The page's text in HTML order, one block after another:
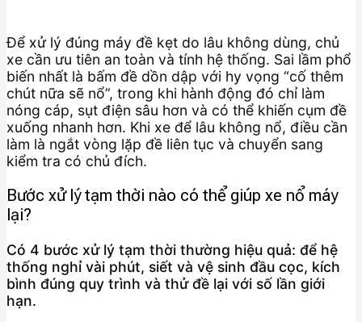
Để xử lý đúng máy đề kẹt do lâu không dùng, chủ
xe cần ưu tiên an toàn và tính hệ thống. Sai lầm phổ
biến nhất là bấm đề dồn dập với hy vọng “cố thêm
chút nữa sẽ nổ”, trong khi hành động đó chỉ làm
nóng cáp, sụt điện sâu hơn và có thể khiến cụm đề
xuống nhanh hơn. Khi xe để lâu không nổ, điều cần
làm là ngắt vòng lặp đề liên tục và chuyển sang
kiểm tra có chủ đích.
Bước xử lý tạm thời nào có thể giúp xe nổ máy
lại?
Có 4 bước xử lý tạm thời thường hiệu quả: để hệ
thống nghỉ vài phút, siết và vệ sinh đầu cọc, kích
bình đúng quy trình và thử đề lại với số lần giới
hạn.